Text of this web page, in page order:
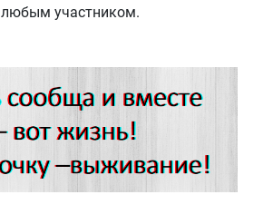
любым участником.